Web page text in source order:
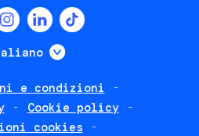
Mostra ulteriori
e condizioni
Cookie policy
cookies